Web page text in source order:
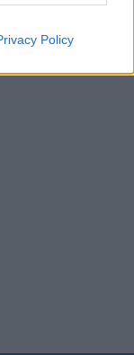
Policy